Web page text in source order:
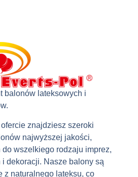
balonów lateksowych i
znajdziesz szeroki
najwyższej jakości,
do wszelkiego rodzaju imprez,
i dekoracji. Nasze balony są
z naturalnego lateksu, co